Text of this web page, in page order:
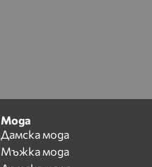
Мода
Дамска мода
Мъжка мода